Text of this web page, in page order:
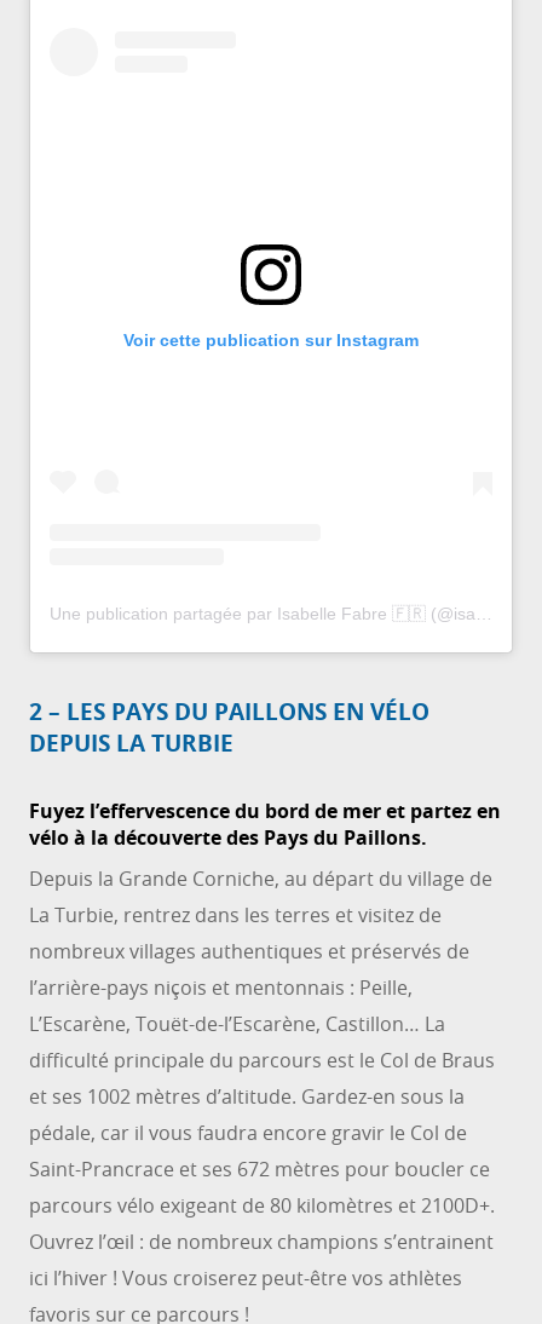
Voir cette publication sur Instagram
2 – LES PAYS DU PAILLONS EN VÉLO
DEPUIS LA TURBIE
Fuyez l’effervescence du bord de mer et partez en
vélo à la découverte des Pays du Paillons.
Depuis la Grande Corniche, au départ du village de
La Turbie, rentrez dans les terres et visitez de
nombreux villages authentiques et préservés de
l’arrière-pays niçois et mentonnais : Peille,
L’Escarène, Touët-de-l’Escarène, Castillon… La
difficulté principale du parcours est le Col de Braus
et ses 1002 mètres d’altitude. Gardez-en sous la
pédale, car il vous faudra encore gravir le Col de
Saint-Prancrace et ses 672 mètres pour boucler ce
parcours vélo exigeant de 80 kilomètres et 2100D+.
Ouvrez l’œil : de nombreux champions s’entrainent
ici l’hiver ! Vous croiserez peut-être vos athlètes
favoris sur ce parcours !